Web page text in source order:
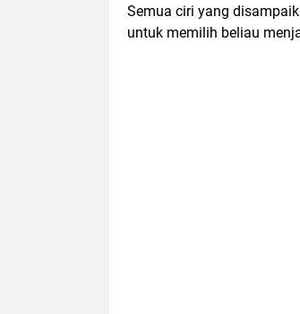
Semua ciri yang
untuk memilih beliau